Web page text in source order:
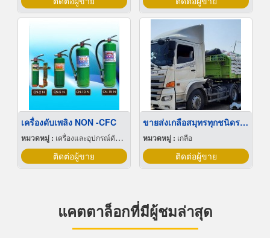
เครื่องดับเพลิง NON -CFC
หมวดหมู่ : เครื่องและอุปกรณ์ดับเพลิง
ติดต่อผู้ขาย
ขายส่งเกลือสมุทรทุกชนิดราคาถูก
หมวดหมู่ : เกลือ
ติดต่อผู้ขาย
แคตตาล็อกที่มีผู้ชมล่าสุด